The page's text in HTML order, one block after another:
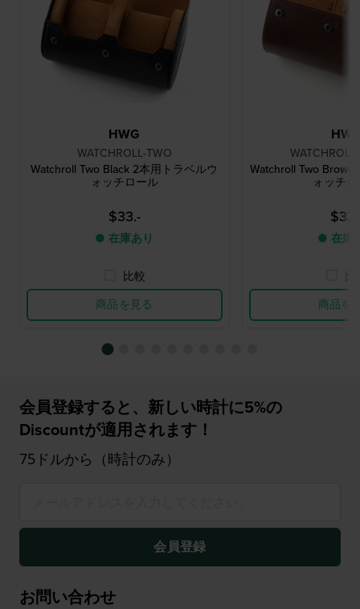
HWG
WATCHROLL-TWO
Watchroll Two Black 2本用トラベルウ
ォッチロール
$33.-
● 在庫あり
比較
商品を見る
Watchroll Two
ォッチ
● 在庫
商品を
会員登録すると、新しい時計に5%の
Discountが適用されます！
75ドルから（時計のみ）
会員登録
お問い合わせ